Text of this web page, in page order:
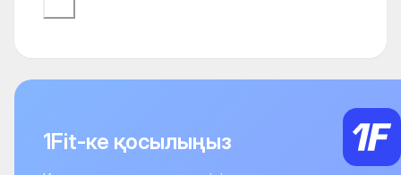
1Fit-ке қосылыңыз